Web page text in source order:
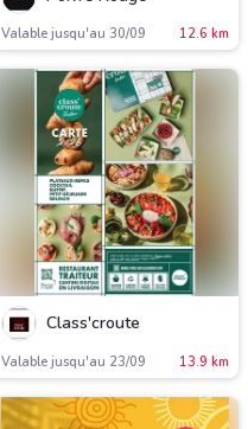
Valable jusqu'au 30/09 12.6 km
Class'croute
Valable jusqu'au 23/09 13.9 km